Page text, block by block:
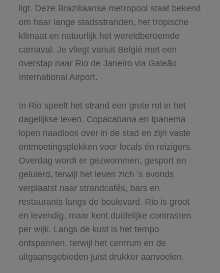
ligt. Deze Braziliaanse metropool staat bekend
om haar lange stadsstranden, het tropische
klimaat en natuurlijk het wereldberoemde
carnaval. Je vliegt vanuit België met een
overstap naar Rio de Janeiro via Galeão
International Airport.
In Rio speelt het strand een grote rol in het
dagelijkse leven. Copacabana en Ipanema
lopen naadloos over in de stad en zijn vaste
ontmoetingsplekken voor locals én reizigers.
Overdag wordt er gezwommen, gesport en
geluierd, terwijl het leven zich ’s avonds
verplaatst naar strandcafés, bars en
restaurants langs de boulevard. Rio is groot
en levendig, maar kent duidelijke contrasten
per wijk. Langs de kust is het tempo
ontspannen, terwijl het centrum en de
uitgaansgebieden juist drukker aanvoelen.